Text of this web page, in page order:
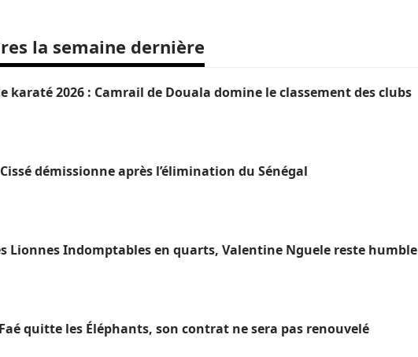
la semaine dernière
karaté 2026 : Camrail de Douala domine le classement des clubs
démissionne après l’élimination du Sénégal
Lionnes Indomptables en quarts, Valentine Nguele reste humble
Faé quitte les Éléphants, son contrat ne sera pas renouvelé